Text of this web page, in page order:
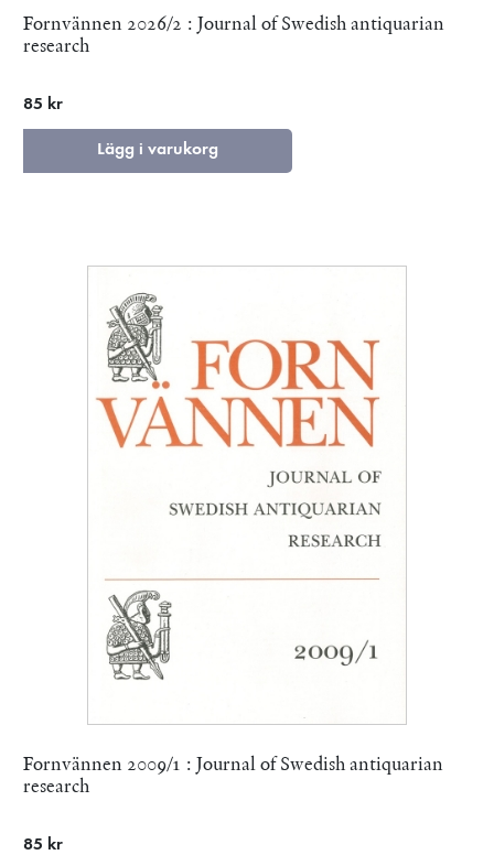
Fornvännen 2026/2 : Journal of Swedish antiquarian
research
85 kr
Lägg i varukorg
Fornvännen 2009/1 : Journal of Swedish antiquarian
research
85 kr